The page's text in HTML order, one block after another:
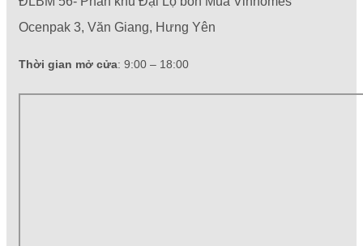
Ocenpak 3, Văn Giang, Hưng Yên
Thời gian mở cửa: 9:00 – 18:00